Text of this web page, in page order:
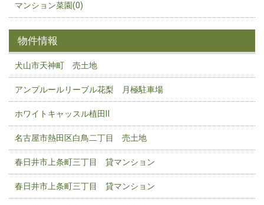
マンション菜園(0)
物件情報
犬山市天神町 売土地
アンプルールリーブル花梨 月極駐車場
ホワイトキャッスル植田Ⅱ
名古屋市熱田区白鳥二丁目 売土地
春日井市上条町三丁目 貸マンション
春日井市上条町三丁目 貸マンション